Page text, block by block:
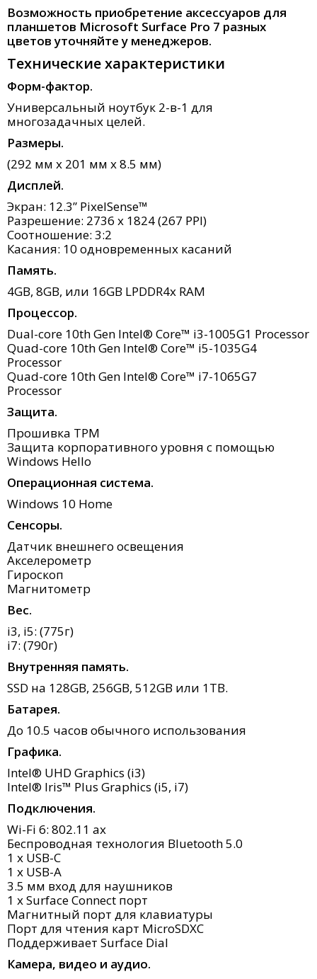
Возможность приобретение аксессуаров для
планшетов Microsoft Surface Pro 7 разных
цветов уточняйте у менеджеров.
Технические характеристики
Форм-фактор.
Универсальный ноутбук 2-в-1 для
многозадачных целей.
Размеры.
(292 мм x 201 мм x 8.5 мм)
Дисплей.
Экран: 12.3” PixelSense™
Разрешение: 2736 x 1824 (267 PPI)
Соотношение: 3:2
Касания: 10 одновременных касаний
Память.
4GB, 8GB, или 16GB LPDDR4x RAM
Процессор.
Dual-core 10th Gen Intel® Core™ i3-1005G1 Processor
Quad-core 10th Gen Intel® Core™ i5-1035G4
Processor
Quad-core 10th Gen Intel® Core™ i7-1065G7
Processor
Защита.
Прошивка TPM
Защита корпоративного уровня с помощью
Windows Hello
Операционная система.
Windows 10 Home
Сенсоры.
Датчик внешнего освещения
Акселерометр
Гироскоп
Магнитометр
Вес.
i3, i5: (775г)
i7: (790г)
Внутренняя память.
SSD на 128GB, 256GB, 512GB или 1TB.
Батарея.
До 10.5 часов обычного использования
Графика.
Intel® UHD Graphics (i3)
Intel® Iris™ Plus Graphics (i5, i7)
Подключения.
Wi-Fi 6: 802.11 ax
Беспроводная технология Bluetooth 5.0
1 x USB-C
1 x USB-A
3.5 мм вход для наушников
1 x Surface Connect порт
Магнитный порт для клавиатуры
Порт для чтения карт MicroSDXC
Поддерживает Surface Dial
Камера, видео и аудио.